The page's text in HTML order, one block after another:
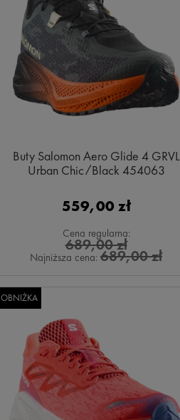
Buty Salomon Aero Glide 4 GRVL
Urban Chic/Black 454063
559,00 zł
Cena regularna:
689,00 zł
Najniższa cena: 689,00 zł
OBNIŻKA